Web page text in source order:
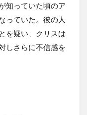
知っていた頃のア
っていた。彼の人
を疑い、クリスは
しさらに不信感を